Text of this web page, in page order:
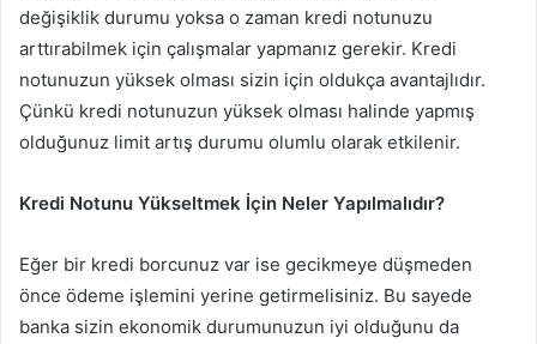
değişiklik durumu yoksa o zaman kredi notunuzu
arttırabilmek için çalışmalar yapmanız gerekir. Kredi
notunuzun yüksek olması sizin için oldukça avantajlıdır.
Çünkü kredi notunuzun yüksek olması halinde yapmış
olduğunuz limit artış durumu olumlu olarak etkilenir.
Kredi Notunu Yükseltmek İçin Neler Yapılmalıdır?
Eğer bir kredi borcunuz var ise gecikmeye düşmeden
önce ödeme işlemini yerine getirmelisiniz. Bu sayede
banka sizin ekonomik durumunuzun iyi olduğunu da